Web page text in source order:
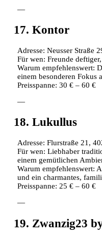
—
17. Kontor
Adresse: Neusser Straße
Für wen: Freunde
Warum empfehlenswert:
einem besonderen Fokus
Preisspanne: 30 € – 60 €
—
18. Lukullus
Adresse: Flurstraße 21,
Für wen: Liebhaber
einem gemütlichen
Warum empfehlenswert:
und ein charmantes,
Preisspanne: 25 € – 60 €
—
19. Zwanzig23